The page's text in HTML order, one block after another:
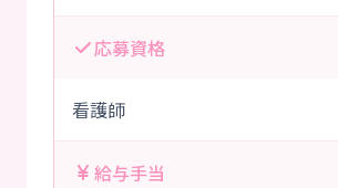
応募資格
看護師
給与手当